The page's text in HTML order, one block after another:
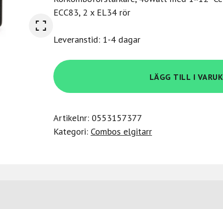
ECC83, 2 x EL34 rör
Leveranstid: 1-4 dagar
Blackstar
HT
Club
MK
III
LÄGG TILL I
Artikelnr: 0553157377
Kategori: Combos elgitarr